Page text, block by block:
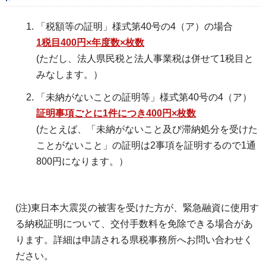
「税額等の証明」様式第40号の4（ア）の場合
1税目400円×年度数×枚数
(ただし、法人県民税と法人事業税は併せて1税目と
みなします。）
「未納がないことの証明等」様式第40号の4（ア）
証明事項ごとに1件につき400円×枚数
(たとえば、「未納がないこと及び滞納処分を受けた
ことがないこと」の証明は2事項を証明するので1通
800円になります。）
(注)東日本大震災の被害を受けた方が、緊急融資に使用す
る納税証明について、交付手数料を免除できる場合があ
ります。詳細は申請される県税事務所へお問い合わせく
ださい。